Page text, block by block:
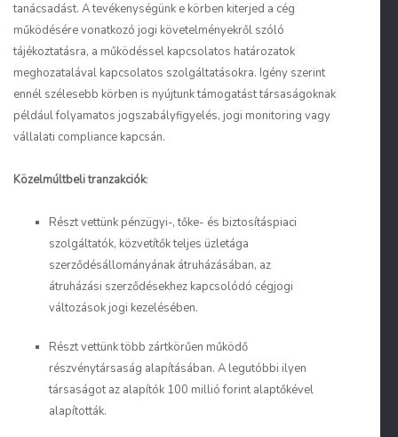
tanácsadást. A tevékenységünk e körben kiterjed a cég
működésére vonatkozó jogi követelményekről szóló
tájékoztatásra, a működéssel kapcsolatos határozatok
meghozatalával kapcsolatos szolgáltatásokra. Igény szerint
ennél szélesebb körben is nyújtunk támogatást társaságoknak
például folyamatos jogszabályfigyelés, jogi monitoring vagy
vállalati compliance kapcsán.
Közelmúltbeli tranzakciók:
Részt vettünk pénzügyi-, tőke- és biztosításpiaci
szolgáltatók, közvetítők teljes üzletága
szerződésállományának átruházásában, az
átruházási szerződésekhez kapcsolódó cégjogi
változások jogi kezelésében.
Részt vettünk több zártkörűen működő
részvénytársaság alapításában. A legutóbbi ilyen
társaságot az alapítók 100 millió forint alaptőkével
alapították.